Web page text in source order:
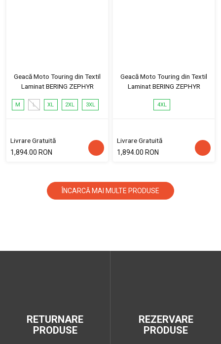
Geacă Moto Touring din Textil
Laminat BERING ZEPHYR
M L XL 2XL 3XL
Livrare Gratuită
1,894.00 RON
Geacă Moto Touring din Textil
Laminat BERING ZEPHYR
4XL
Livrare Gratuită
1,894.00 RON
ÎNCARCĂ MAI MULTE PRODUSE
RETURNARE
PRODUSE
REZERVARE
PRODUSE